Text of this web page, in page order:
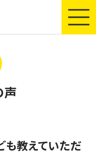
声
も教えていただ